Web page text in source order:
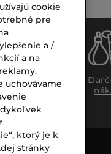
cookie
pre
a /
a na
uchovávame
ktorý je k
stránky